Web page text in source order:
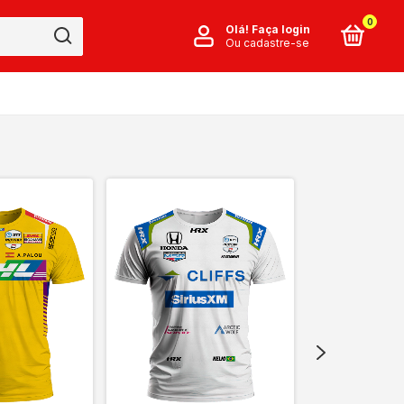
Olá! Faça login
Ou cadastre-se
0